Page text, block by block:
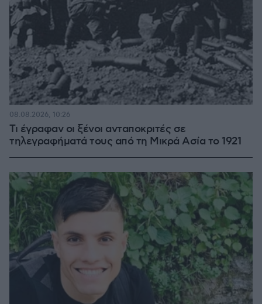
Τι έγραφαν οι ξένοι ανταποκριτές σε
τηλεγραφήματά τους από τη Μικρά Ασία το 1921
08.08.2026, 10:26